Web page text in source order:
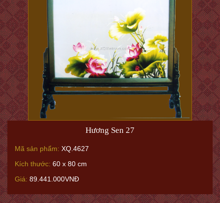
Hương Sen 27
Mã sản phẩm: XQ.4627
Kích thước: 60 x 80 cm
Giá: 89.441.000VNĐ